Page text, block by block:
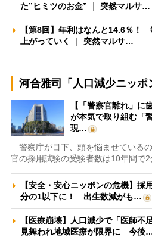
た”ヒミツのお金” ｜ 突然マルサ…
【第8回】年利はなんと14.6％！
上がっていく ｜ 突然マルサ…
河合雅司「人口減少ニッポ
【「警察官離れ」に
が本気で取り組む「
現…
警察庁が目下、頭を悩ませている
官の採用試験の受験者数は10年間で2
【安全・安心ニッポンの危機】採
分の1以下に！ 出生数減がも…
【医療崩壊】人口減少で「医師不
見舞われ地域医療が限界に 今後